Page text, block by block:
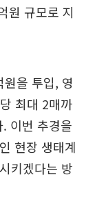
원 규모로 지
을 투입, 영
최대 2매까
이번 추경을
현장 생태계
키겠다는 방